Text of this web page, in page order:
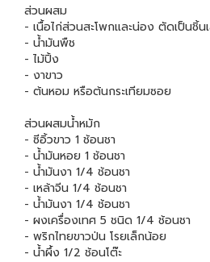
ส่วนผสม
- เนื้อไก่ส่วนสะโพกและน่อง ตัดเป็นชิ้
- น้ำมันพืช
- ไม้ปิ้ง
- งาขาว
- ต้นหอม หรือต้นกระเทียมซอย
ส่วนผสมน้ำหมัก
- ซีอิ้วขาว 1 ช้อนชา
- น้ำมันหอย 1 ช้อนชา
- น้ำมันงา 1/4 ช้อนชา
- เหล้าจีน 1/4 ช้อนชา
- น้ำมันงา 1/4 ช้อนชา
- ผงเครื่องเทศ 5 ชนิด 1/4 ช้อนชา
- พริกไทยขาวป่น โรยเล็กน้อย
- น้ำผึ้ง 1/2 ช้อนโต๊ะ